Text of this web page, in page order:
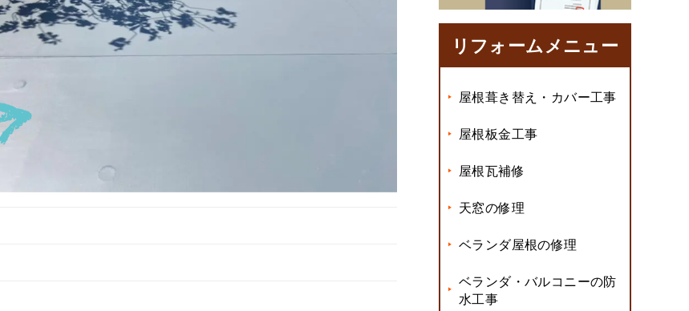
リフォームメニュー
屋根葺き替え・カバー工事
屋根板金工事
屋根瓦補修
天窓の修理
ベランダ屋根の修理
ベランダ・バルコニーの防
水工事